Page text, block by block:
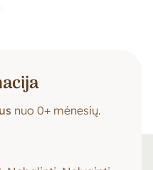
nuo 0+ mėnesių.